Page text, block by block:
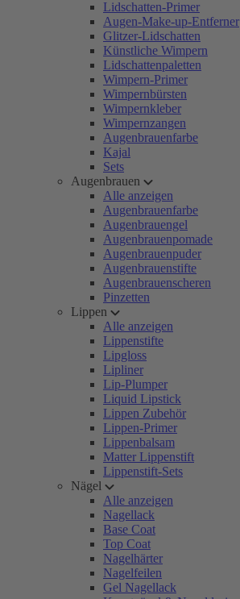
Lidschatten-Primer
Augen-Make-up-Entferner
Glitzer-Lidschatten
Künstliche Wimpern
Lidschattenpaletten
Wimpern-Primer
Wimpernbürsten
Wimpernkleber
Wimpernzangen
Augenbrauenfarbe
Kajal
Sets
Augenbrauen
Alle anzeigen
Augenbrauenfarbe
Augenbrauengel
Augenbrauenpomade
Augenbrauenpuder
Augenbrauenstifte
Augenbrauenscheren
Pinzetten
Lippen
Alle anzeigen
Lippenstifte
Lipgloss
Lipliner
Lip-Plumper
Liquid Lipstick
Lippen Zubehör
Lippen-Primer
Lippenbalsam
Matter Lippenstift
Lippenstift-Sets
Nägel
Alle anzeigen
Nagellack
Base Coat
Top Coat
Nagelhärter
Nagelfeilen
Gel Nagellack